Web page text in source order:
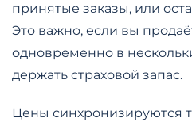
принятые заказы, или
Это важно, если вы
одновременно в
держать страховой запас.
Цены синхронизируются